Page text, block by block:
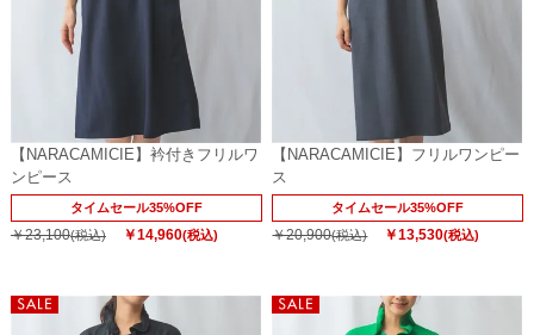
【NARACAMICIE】衿付きフリルワ
ンピース
タイムセール35%OFF
￥23,100(税込) ￥14,960(税込)
【NARACAMICIE】フリルワンピー
ス
タイムセール35%OFF
￥20,900(税込) ￥13,530(税込)